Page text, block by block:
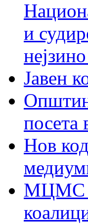
и
Јавен
посета
Нов
МЦМС